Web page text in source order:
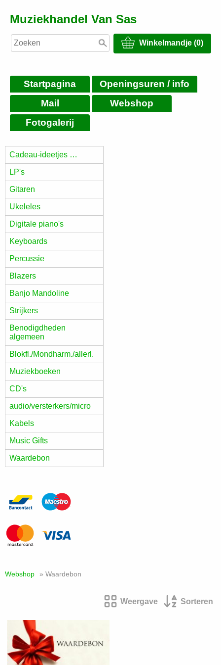
Muziekhandel Van Sas
Winkelmandje (0)
Startpagina
Openingsuren / info
Mail
Webshop
Fotogalerij
Cadeau-ideetjes …
LP's
Gitaren
Ukeleles
Digitale piano's
Keyboards
Percussie
Blazers
Banjo Mandoline
Strijkers
Benodigdheden
algemeen
Blokfl./Mondharm./allerl.
Muziekboeken
CD's
audio/versterkers/micro
Kabels
Music Gifts
Waardebon
Webshop » Waardebon
Weergave Sorteren